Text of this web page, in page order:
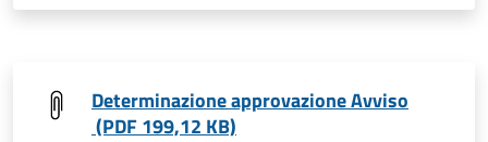
Determinazione approvazione Avviso
(PDF 199,12 KB)